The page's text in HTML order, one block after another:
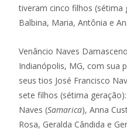
tiveram cinco filhos (sétima
Balbina, Maria, Antônia e
Venâncio Naves
Indianópolis, MG, com sua
seus tios José Francisco
sete filhos (sétima
Naves (Samarica), Anna
Rosa, Geralda Cândida e